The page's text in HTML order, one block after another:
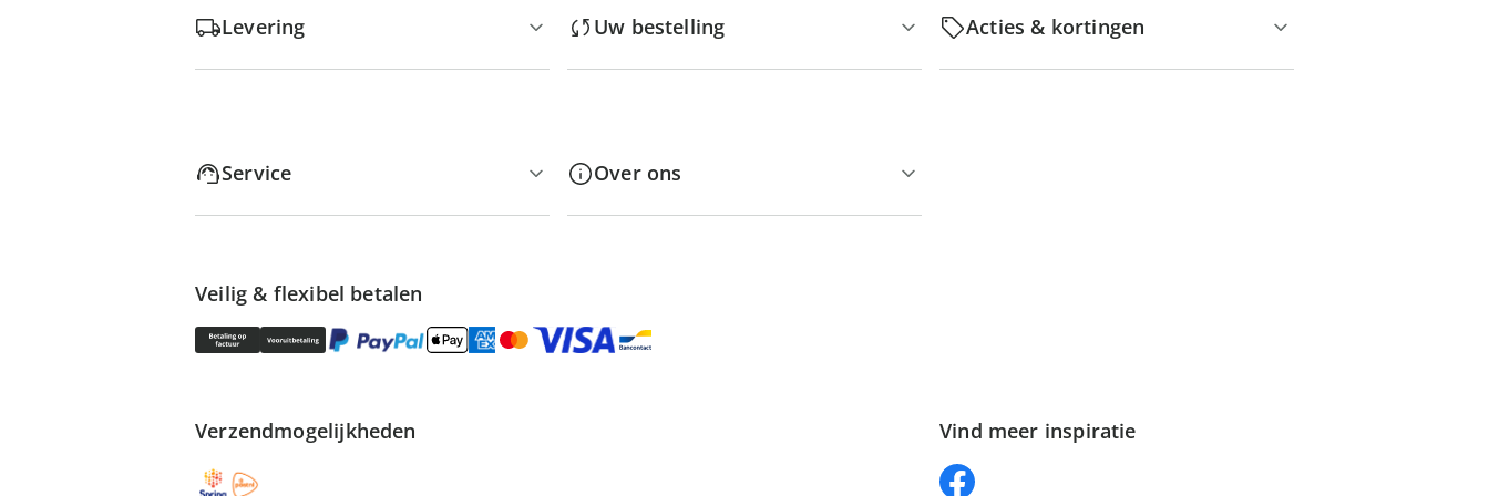
Levering Uw bestelling Acties & kortingen
Service Over ons
Veilig & flexibel betalen
Verzendmogelijkheden Vind meer inspiratie